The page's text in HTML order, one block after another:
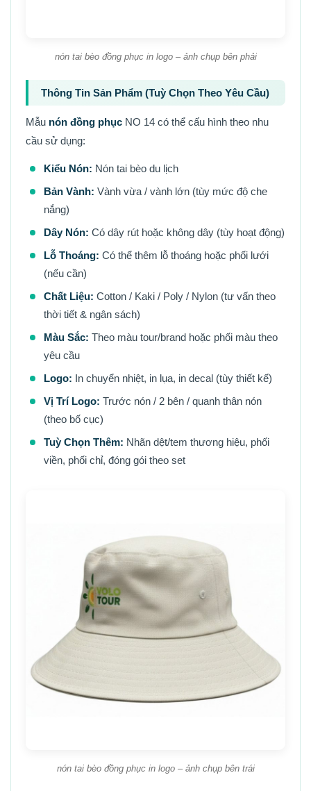
nón tai bèo đồng phục in logo – ảnh chụp bên phải
Thông Tin Sản Phẩm (Tuỳ Chọn Theo Yêu Cầu)
Mẫu nón đồng phục NO 14 có thể cấu hình theo nhu
cầu sử dụng:
Kiểu Nón: Nón tai bèo du lịch
Bản Vành: Vành vừa / vành lớn (tùy mức độ che
nắng)
Dây Nón: Có dây rút hoặc không dây (tùy hoạt động)
Lỗ Thoáng: Có thể thêm lỗ thoáng hoặc phối lưới
(nếu cần)
Chất Liệu: Cotton / Kaki / Poly / Nylon (tư vấn theo
thời tiết & ngân sách)
Màu Sắc: Theo màu tour/brand hoặc phối màu theo
yêu cầu
Logo: In chuyển nhiệt, in lụa, in decal (tùy thiết kế)
Vị Trí Logo: Trước nón / 2 bên / quanh thân nón
(theo bố cục)
Tuỳ Chọn Thêm: Nhãn dệt/tem thương hiệu, phối
viền, phối chỉ, đóng gói theo set
nón tai bèo đồng phục in logo – ảnh chụp bên trái